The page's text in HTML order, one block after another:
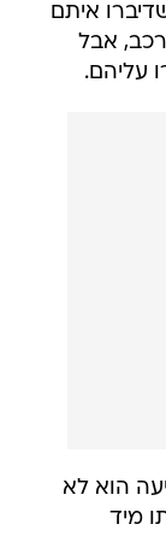
איתם
אבל
עליהם.
הוא לא
מיד